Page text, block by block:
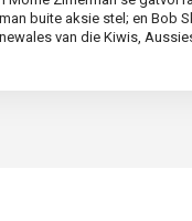
buite aksie stel; en
van die Kiwis,